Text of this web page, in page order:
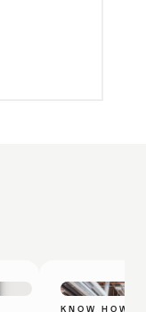
KNOW HOW